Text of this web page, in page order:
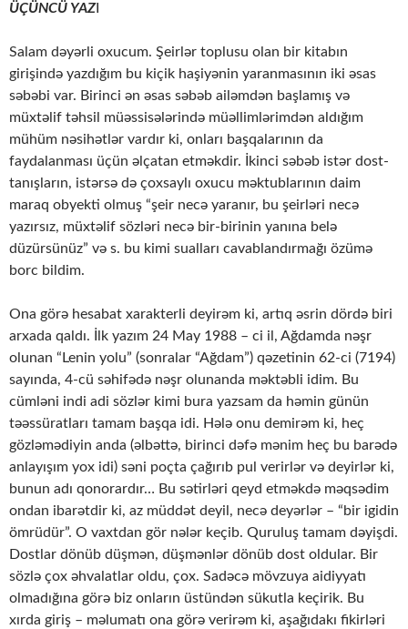
ÜÇÜNCÜ YAZI
Salam dəyərli oxucum. Şeirlər toplusu olan bir kitabın
girişində yazdığım bu kiçik haşiyənin yaranmasının iki əsas
səbəbi var. Birinci ən əsas səbəb ailəmdən başlamış və
müxtəlif təhsil müəssisələrində müəllimlərimdən aldığım
mühüm nəsihətlər vardır ki, onları başqalarının da
faydalanması üçün əlçatan etməkdir. İkinci səbəb istər dost-
tanışların, istərsə də çoxsaylı oxucu məktublarının daim
maraq obyekti olmuş “şeir necə yaranır, bu şeirləri necə
yazırsız, müxtəlif sözləri necə bir-birinin yanına belə
düzürsünüz” və s. bu kimi sualları cavablandırmağı özümə
borc bildim.
Ona görə hesabat xarakterli deyirəm ki, artıq əsrin dördə biri
arxada qaldı. İlk yazım 24 May 1988 – ci il, Ağdamda nəşr
olunan “Lenin yolu” (sonralar “Ağdam”) qəzetinin 62-ci (7194)
sayında, 4-cü səhifədə nəşr olunanda məktəbli idim. Bu
cümləni indi adi sözlər kimi bura yazsam da həmin günün
təəssüratları tamam başqa idi. Hələ onu demirəm ki, heç
gözləmədiyin anda (əlbəttə, birinci dəfə mənim heç bu barədə
anlayışım yox idi) səni poçta çağırıb pul verirlər və deyirlər ki,
bunun adı qonorardır… Bu sətirləri qeyd etməkdə məqsədim
ondan ibarətdir ki, az müddət deyil, necə deyərlər – “bir igidin
ömrüdür”. O vaxtdan gör nələr keçib. Quruluş tamam dəyişdi.
Dostlar dönüb düşmən, düşmənlər dönüb dost oldular. Bir
sözlə çox əhvalatlar oldu, çox. Sadəcə mövzuya aidiyyatı
olmadığına görə biz onların üstündən sükutla keçirik. Bu
xırda giriş – məlumatı ona görə verirəm ki, aşağıdakı fikirləri